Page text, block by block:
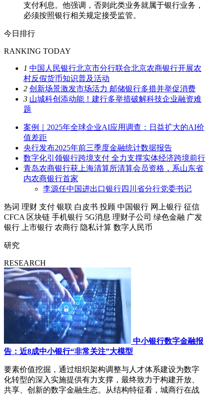
支付利息。他强调，否则此类业务就属于银行业务，
必须按照银行相关规定接受监管。
今日排行
RANKING TODAY
1 中国人民银行北京市分行联合北京农商银行开展农
村反假货币知识普及活动
2 创新场景激发市场活力 邮储银行多措并举促消费
3 山城科创添动能！建行多举措破解科技企业融资难
题
案例｜2025年全球企业AI应用调查：日益扩大的AI价
值差距
央行发布2025年前三季度金融统计数据报告
数字化引领银行跨境支付 全力支撑实体经济跨境前行
青岛农商银行获上海清算所清算会员资格，系山东省
内农商银行首家
李源任中国进出口银行四川省分行党委书记
热词 理财 支付 银联 白皮书 投顾 中国银行 网上银行 征信
CFCA 区块链 手机银行 5G消息 理财子公司 绿色金融 广发
银行
上市银行 农商行 隐私计算 数字人民币
研究
RESEARCH
中小银行数字金融报
告：近8成中小银行“非常关注”大模型
要素价值挖掘，通过组织架构调整与人才体系建设为数字
化转型的深入实施提供有力支撑，最终致力于构建开放、
共享、创新的数字金融生态。从结构特征看，城商行在战